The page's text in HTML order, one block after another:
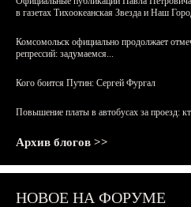
в газетах Тихоокеанская Звезда и Наш
Комсомольск официально продолжает
репрессий: задумаемся...
Кого боится Путин: Сергей Фургал
Повышение платы в автобусах за проезд:
Архив блогов >>
НОВОЕ НА ФОРУМЕ